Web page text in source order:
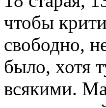
чтобы
свободно,
было, хотя
всякими.